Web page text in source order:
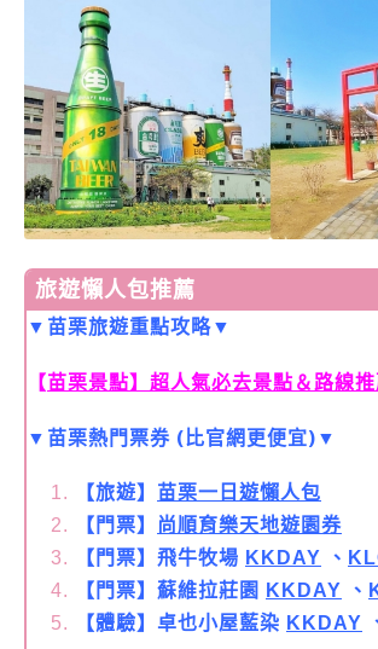
旅遊懶人包推薦
▼苗栗旅遊重點攻略▼
【苗栗景點】超人氣必去景點＆路線
▼苗栗熱門票券 (比官網更便宜)▼
【旅遊】 苗栗一日遊懶人包
【門票】
尚順育樂天地遊園券
【門票】飛牛牧場 KKDAY 、
【門票】蘇維拉莊園
KKDAY 、
【體驗】卓也小屋藍染 KKDAY